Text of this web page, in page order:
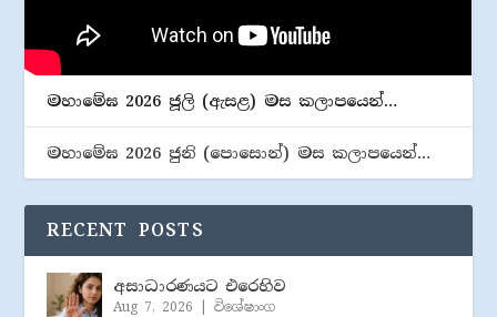
මහාමේඝ 2026 ජූලි (​ඇසළ) මස කලාපයෙන්…
මහාමේඝ 2026 ජුනි (​පොසොන්) මස කලාපයෙන්…
RECENT POSTS
අසාධාරණයට එරෙහිව
Aug 7, 2026 |විශේෂාංග